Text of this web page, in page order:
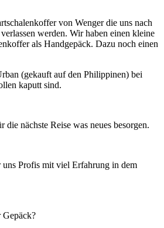
von Wenger die uns nach
werden. Wir haben einen kleine
als Handgepäck. Dazu noch einen
(gekauft auf den Philippinen) bei
kaputt sind.
die nächste Reise was neues besorgen.
uns Profis mit viel Erfahrung in dem
Gepäck?